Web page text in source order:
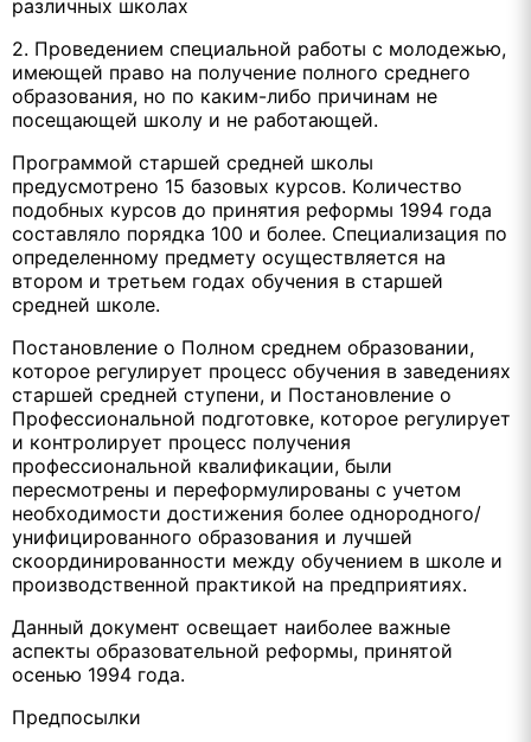
различных школах
2. Проведением специальной работы с молодежью,
имеющей право на получение полного среднего
образования, но по каким-либо причинам не
посещающей школу и не работающей.
Программой старшей средней школы
предусмотрено 15 базовых курсов. Количество
подобных курсов до принятия реформы 1994 года
составляло порядка 100 и более. Специализация по
определенному предмету осуществляется на
втором и третьем годах обучения в старшей
средней школе.
Постановление о Полном среднем образовании,
которое регулирует процесс обучения в заведениях
старшей средней ступени, и Постановление о
Профессиональной подготовке, которое регулирует
и контролирует процесс получения
профессиональной квалификации, были
пересмотрены и переформулированы с учетом
необходимости достижения более однородного/
унифицированного образования и лучшей
скоординированности между обучением в школе и
производственной практикой на предприятиях.
Данный документ освещает наиболее важные
аспекты образовательной реформы, принятой
осенью 1994 года.
Предпосылки